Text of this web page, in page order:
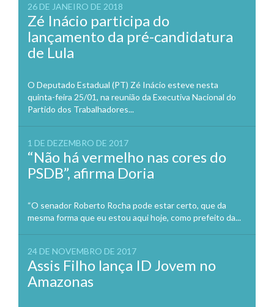
26 DE JANEIRO DE 2018
Zé Inácio participa do
lançamento da pré-candidatura
de Lula
O Deputado Estadual (PT) Zé Inácio esteve nesta
quinta-feira 25/01, na reunião da Executiva Nacional do
Partido dos Trabalhadores...
1 DE DEZEMBRO DE 2017
“Não há vermelho nas cores do
PSDB”, afirma Doria
“O senador Roberto Rocha pode estar certo, que da
mesma forma que eu estou aqui hoje, como prefeito da...
24 DE NOVEMBRO DE 2017
Assis Filho lança ID Jovem no
Amazonas